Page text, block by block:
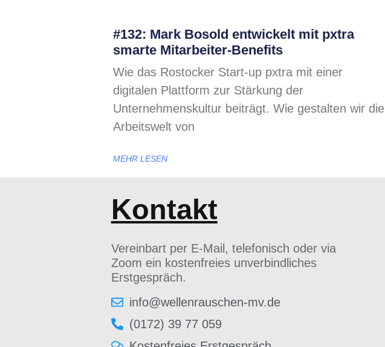
#132: Mark Bosold entwickelt mit pxtra
smarte Mitarbeiter-Benefits
Wie das Rostocker Start-up pxtra mit einer
digitalen Plattform zur Stärkung der
Unternehmenskultur beiträgt. Wie gestalten wir die
Arbeitswelt von
MEHR LESEN
Kontakt
Vereinbart per E-Mail, telefonisch oder via
Zoom ein kostenfreies unverbindliches
Erstgespräch.
info@wellenrauschen-mv.de
(0172) 39 77 059